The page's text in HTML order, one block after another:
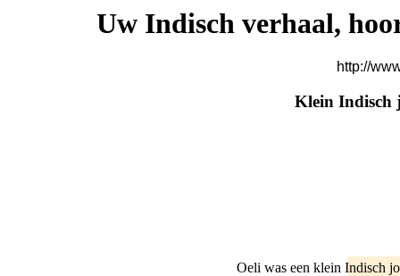
Uw Indisch verhaal,
http://
Klein Indisch
Oeli was een klein Indisch